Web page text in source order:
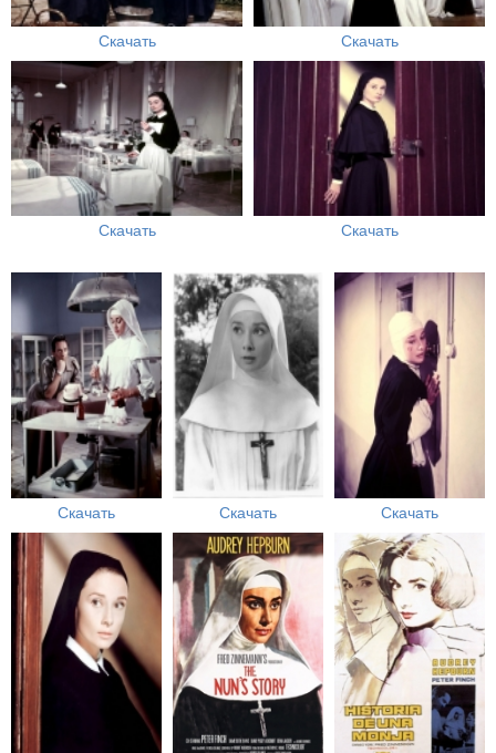
Скачать Скачать
Скачать Скачать
Скачать Скачать Скачать